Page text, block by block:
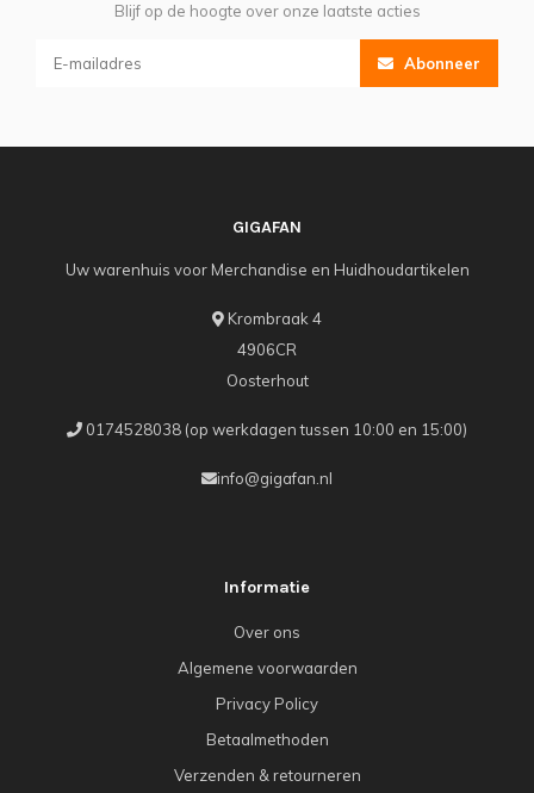
Blijf op de hoogte over onze laatste acties
Abonneer
GIGAFAN
Uw warenhuis voor Merchandise en Huidhoudartikelen
Krombraak 4
4906CR
Oosterhout
0174528038 (op werkdagen tussen 10:00 en 15:00)
info@gigafan.nl
Informatie
Over ons
Algemene voorwaarden
Privacy Policy
Betaalmethoden
Verzenden & retourneren